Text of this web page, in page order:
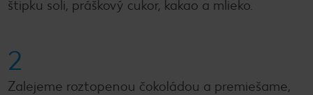
štipku soli, práškový cukor, kakao a mlieko.
2
Zalejeme roztopenou čokoládou a premiešame,